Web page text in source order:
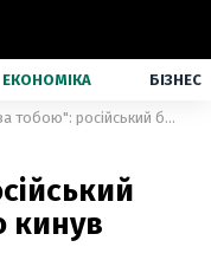
ЕКОНОМІКА БІЗНЕС
"Я йду за тобою": російський боксер несподівано кинув виклик Джошуа
кинув